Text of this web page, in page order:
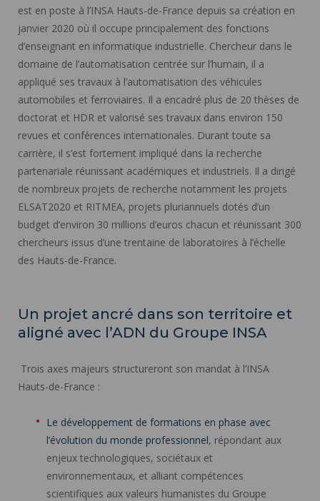
est en poste à l’INSA Hauts-de-France depuis sa création en
janvier 2020 où il occupe principalement des fonctions
d’enseignant en informatique industrielle. Chercheur dans le
domaine de l’automatisation centrée sur l’humain, il a
appliqué ses travaux à l’automatisation des véhicules
automobiles et ferroviaires. Il a encadré plus de 20 thèses de
doctorat et HDR et valorisé ses travaux dans environ 150
revues et conférences internationales. Durant toute sa
carrière, il s’est fortement impliqué dans la recherche
partenariale réunissant académiques et industriels. Il a dirigé
de nombreux projets de recherche notamment les projets
ELSAT2020 et RITMEA, projets pluriannuels dotés d’un
budget d’environ 30 millions d’euros chacun et réunissant 300
chercheurs issus d’une trentaine de laboratoires à l’échelle
des Hauts-de-France.
Un projet ancré dans son territoire et
aligné avec l’ADN du Groupe INSA
Trois axes majeurs structureront son mandat à l’INSA
Hauts-de-France :
Le développement de formations en phase avec
l’évolution du monde professionnel, répondant aux
enjeux technologiques, sociétaux et
environnementaux, et alliant compétences
scientifiques aux valeurs humanistes du Groupe